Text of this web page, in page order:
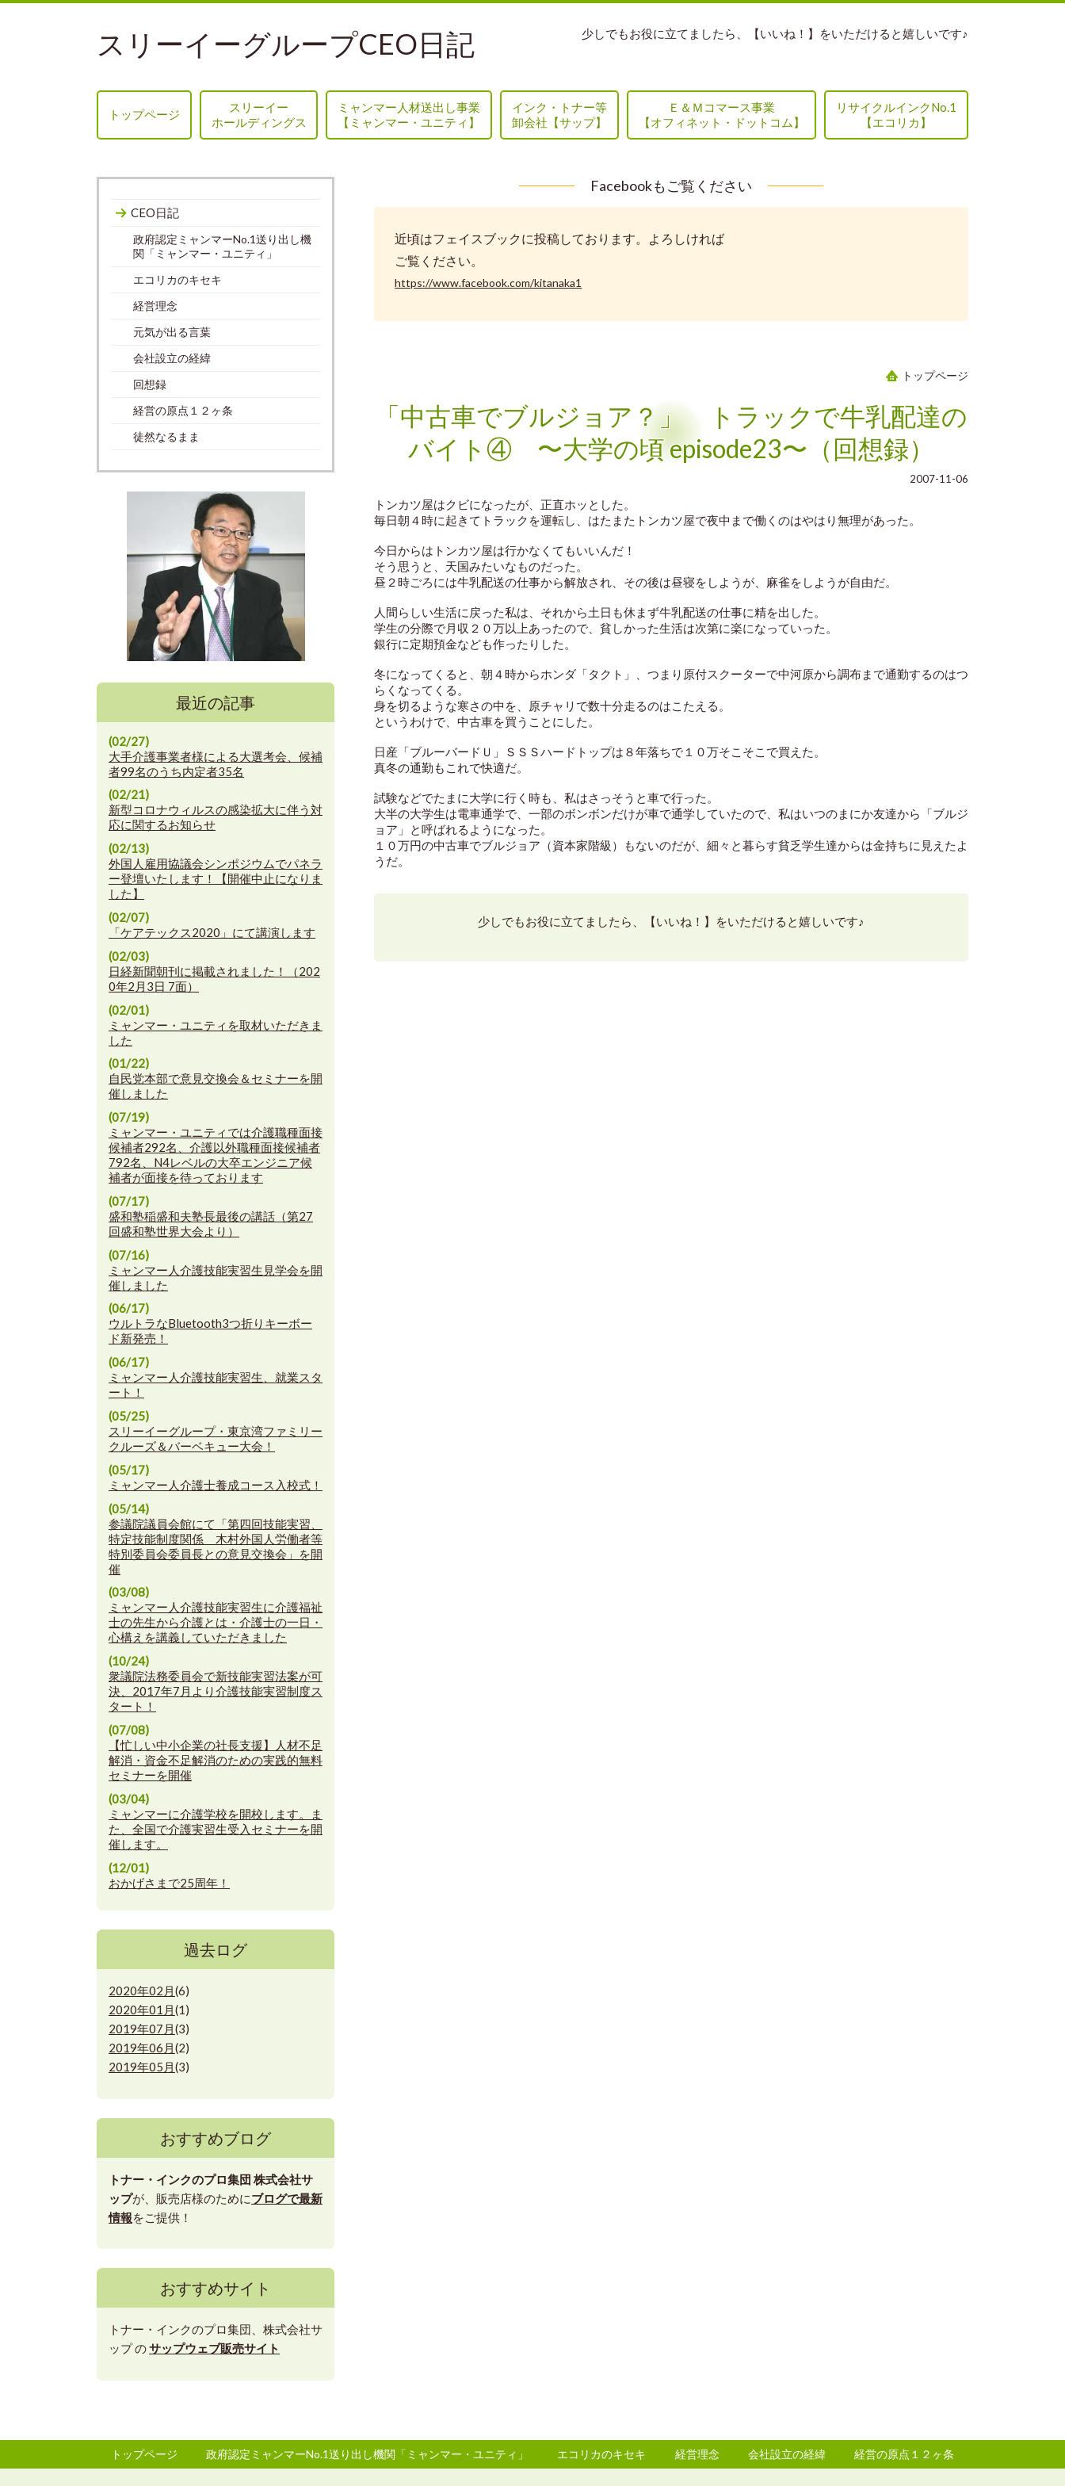
スリーイーグループCEO日記 少しでもお役に立てましたら、【いいね！】をいただけると嬉しいです♪
トップページ
スリーイー
ホールディングス
ミャンマー人材送出し事業
【ミャンマー・ユニティ】
インク・トナー等
卸会社【サップ】
Ｅ＆Ｍコマース事業
【オフィネット・ドットコム】
リサイクルインクNo.1
【エコリカ】
Facebookもご覧ください
近頃はフェイスブックに投稿しております。よろしければ
ご覧ください。
https://www.facebook.com/kitanaka1
トップページ
「中古車でブルジョア？」 トラックで牛乳配達の
バイト④ 〜大学の頃 episode23〜（回想録）
2007-11-06
トンカツ屋はクビになったが、正直ホッとした。
毎日朝４時に起きてトラックを運転し、はたまたトンカツ屋で夜中まで働くのはやはり無理があった。
今日からはトンカツ屋は行かなくてもいいんだ！
そう思うと、天国みたいなものだった。
昼２時ごろには牛乳配送の仕事から解放され、その後は昼寝をしようが、麻雀をしようが自由だ。
人間らしい生活に戻った私は、それから土日も休まず牛乳配送の仕事に精を出した。
学生の分際で月収２０万以上あったので、貧しかった生活は次第に楽になっていった。
銀行に定期預金なども作ったりした。
冬になってくると、朝４時からホンダ「タクト」、つまり原付スクーターで中河原から調布まで通勤するのはつ
らくなってくる。
身を切るような寒さの中を、原チャリで数十分走るのはこたえる。
というわけで、中古車を買うことにした。
日産「ブルーバードＵ」ＳＳＳハードトップは８年落ちで１０万そこそこで買えた。
真冬の通勤もこれで快適だ。
試験などでたまに大学に行く時も、私はさっそうと車で行った。
大半の大学生は電車通学で、一部のボンボンだけが車で通学していたので、私はいつのまにか友達から「ブルジ
ョア」と呼ばれるようになった。
１０万円の中古車でブルジョア（資本家階級）もないのだが、細々と暮らす貧乏学生達からは金持ちに見えたよ
うだ。
少しでもお役に立てましたら、【いいね！】をいただけると嬉しいです♪
CEO日記
政府認定ミャンマーNo.1送り出し機
関「ミャンマー・ユニティ」
エコリカのキセキ
経営理念
元気が出る言葉
会社設立の経緯
回想録
経営の原点１２ヶ条
徒然なるまま
最近の記事
(02/27)
大手介護事業者様による大選考会、候補
者99名のうち内定者35名
(02/21)
新型コロナウィルスの感染拡大に伴う対
応に関するお知らせ
(02/13)
外国人雇用協議会シンポジウムでパネラ
ー登壇いたします！【開催中止になりま
した】
(02/07)
「ケアテックス2020」にて講演します
(02/03)
日経新聞朝刊に掲載されました！（202
0年2月3日 7面）
(02/01)
ミャンマー・ユニティを取材いただきま
した
(01/22)
自民党本部で意見交換会＆セミナーを開
催しました
(07/19)
ミャンマー・ユニティでは介護職種面接
候補者292名、介護以外職種面接候補者
792名、N4レベルの大卒エンジニア候
補者が面接を待っております
(07/17)
盛和塾稲盛和夫塾長最後の講話（第27
回盛和塾世界大会より）
(07/16)
ミャンマー人介護技能実習生見学会を開
催しました
(06/17)
ウルトラなBluetooth3つ折りキーボー
ド新発売！
(06/17)
ミャンマー人介護技能実習生、就業スタ
ート！
(05/25)
スリーイーグループ・東京湾ファミリー
クルーズ＆バーベキュー大会！
(05/17)
ミャンマー人介護士養成コース入校式！
(05/14)
参議院議員会館にて「第四回技能実習、
特定技能制度関係 木村外国人労働者等
特別委員会委員長との意見交換会」を開
催
(03/08)
ミャンマー人介護技能実習生に介護福祉
士の先生から介護とは・介護士の一日・
心構えを講義していただきました
(10/24)
衆議院法務委員会で新技能実習法案が可
決、2017年7月より介護技能実習制度ス
タート！
(07/08)
【忙しい中小企業の社長支援】人材不足
解消・資金不足解消のための実践的無料
セミナーを開催
(03/04)
ミャンマーに介護学校を開校します。ま
た、全国で介護実習生受入セミナーを開
催します。
(12/01)
おかげさまで25周年！
過去ログ
2020年02月(6)
2020年01月(1)
2019年07月(3)
2019年06月(2)
2019年05月(3)
おすすめブログ
トナー・インクのプロ集団 株式会社サ
ップが、販売店様のためにブログで最新
情報をご提供！
おすすめサイト
トナー・インクのプロ集団、株式会社サ
ップ のサップウェブ販売サイト
トップページ 政府認定ミャンマーNo.1送り出し機関「ミャンマー・ユニティ」 エコリカのキセキ 経営理念 会社設立の経緯 経営の原点１２ヶ条